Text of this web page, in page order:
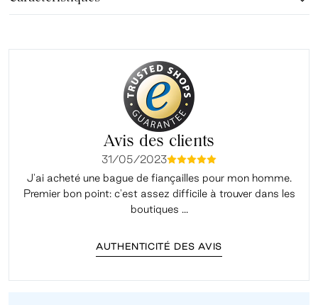
Avis des clients
31/05/2023mmmmm
J'ai acheté une bague de fiançailles pour mon homme.
Premier bon point: c'est assez difficile à trouver dans les
boutiques ...
AUTHENTICITÉ DES AVIS